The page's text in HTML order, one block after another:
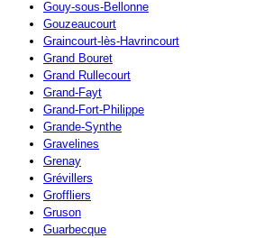
Gouy-sous-Bellonne
Gouzeaucourt
Graincourt-lès-Havrincourt
Grand Bouret
Grand Rullecourt
Grand-Fayt
Grand-Fort-Philippe
Grande-Synthe
Gravelines
Grenay
Grévillers
Groffliers
Gruson
Guarbecque